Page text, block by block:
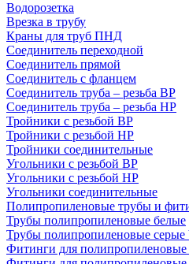
Водорозетка
Врезка в трубу
Краны для труб ПНД
Соединитель переходной
Соединитель прямой
Соединитель с фланцем
Соединитель труба – резьба ВР
Соединитель труба – резьба НР
Тройники с резьбой ВР
Тройники с резьбой НР
Тройники соединительные
Угольники с резьбой ВР
Угольники с резьбой НР
Угольники соединительные
Полипропиленовые трубы и
Трубы полипропиленовые белые
Трубы полипропиленовые серые
Фитинги для полипропиленовые